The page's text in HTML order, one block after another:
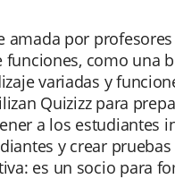
amada por
como una
variadas y
Quizizz para
a los estudiantes
y crear
es un socio para